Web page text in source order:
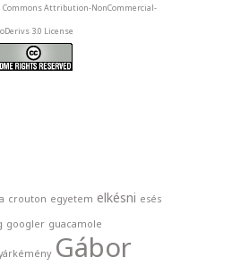
Commons Attribution-NonCommercial-
3.0 License
crouton egyetem elkésni esés
googler guacamole
Gábor